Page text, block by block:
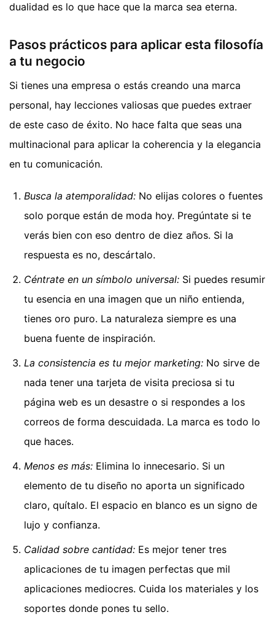
dualidad es lo que hace que la marca sea eterna.
Pasos prácticos para aplicar esta filosofía
a tu negocio
Si tienes una empresa o estás creando una marca
personal, hay lecciones valiosas que puedes extraer
de este caso de éxito. No hace falta que seas una
multinacional para aplicar la coherencia y la elegancia
en tu comunicación.
Busca la atemporalidad: No elijas colores o fuentes
solo porque están de moda hoy. Pregúntate si te
verás bien con eso dentro de diez años. Si la
respuesta es no, descártalo.
Céntrate en un símbolo universal: Si puedes resumir
tu esencia en una imagen que un niño entienda,
tienes oro puro. La naturaleza siempre es una
buena fuente de inspiración.
La consistencia es tu mejor marketing: No sirve de
nada tener una tarjeta de visita preciosa si tu
página web es un desastre o si respondes a los
correos de forma descuidada. La marca es todo lo
que haces.
Menos es más: Elimina lo innecesario. Si un
elemento de tu diseño no aporta un significado
claro, quítalo. El espacio en blanco es un signo de
lujo y confianza.
Calidad sobre cantidad: Es mejor tener tres
aplicaciones de tu imagen perfectas que mil
aplicaciones mediocres. Cuida los materiales y los
soportes donde pones tu sello.